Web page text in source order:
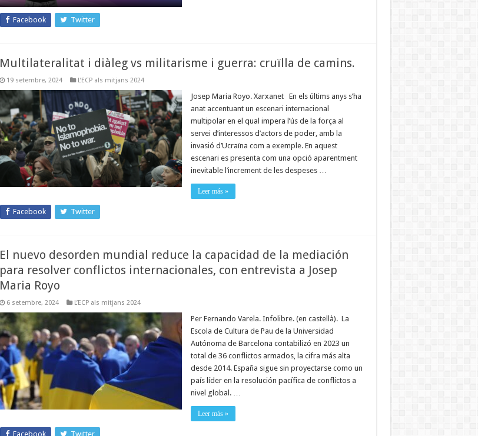
Facebook Twitter
Multilateralitat i diàleg vs militarisme i guerra: cruïlla de camins.
19 setembre, 2024 L’ECP als mitjans 2024
Josep Maria Royo. Xarxanet En els últims anys s’ha
anat accentuant un escenari internacional
multipolar en el qual impera l’ús de la força al
servei d’interessos d’actors de poder, amb la
invasió d’Ucraïna com a exemple. En aquest
escenari es presenta com una opció aparentment
inevitable l’increment de les despeses …
Leer más »
Facebook Twitter
El nuevo desorden mundial reduce la capacidad de la mediación
para resolver conflictos internacionales, con entrevista a Josep
Maria Royo
6 setembre, 2024 L’ECP als mitjans 2024
Per Fernando Varela. Infolibre. (en castellà). La
Escola de Cultura de Pau de la Universidad
Autónoma de Barcelona contabilizó en 2023 un
total de 36 conflictos armados, la cifra más alta
desde 2014. España sigue sin proyectarse como un
país líder en la resolución pacífica de conflictos a
nivel global. …
Leer más »
Facebook Twitter